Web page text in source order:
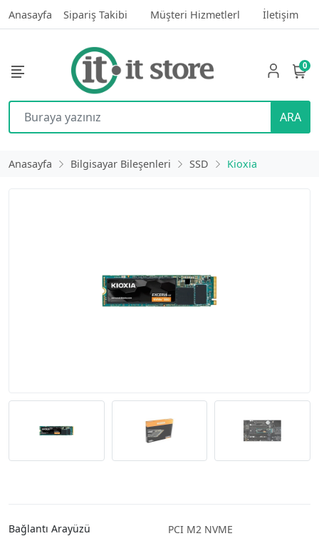
Anasayfa Sipariş Takibi Müşteri Hizmetlerl İletişim
ARA
0
Anasayfa Bilgisayar Bileşenleri SSD Kioxia
Bağlantı Arayüzü
PCI M2 NVME